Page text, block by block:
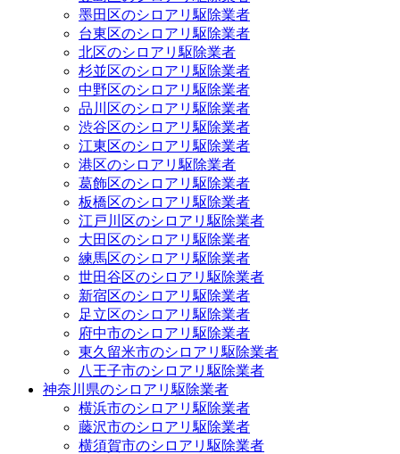
墨田区のシロアリ駆除業者
台東区のシロアリ駆除業者
北区のシロアリ駆除業者
杉並区のシロアリ駆除業者
中野区のシロアリ駆除業者
品川区のシロアリ駆除業者
渋谷区のシロアリ駆除業者
江東区のシロアリ駆除業者
港区のシロアリ駆除業者
葛飾区のシロアリ駆除業者
板橋区のシロアリ駆除業者
江戸川区のシロアリ駆除業者
大田区のシロアリ駆除業者
練馬区のシロアリ駆除業者
世田谷区のシロアリ駆除業者
新宿区のシロアリ駆除業者
足立区のシロアリ駆除業者
府中市のシロアリ駆除業者
東久留米市のシロアリ駆除業者
八王子市のシロアリ駆除業者
神奈川県のシロアリ駆除業者
横浜市のシロアリ駆除業者
藤沢市のシロアリ駆除業者
横須賀市のシロアリ駆除業者